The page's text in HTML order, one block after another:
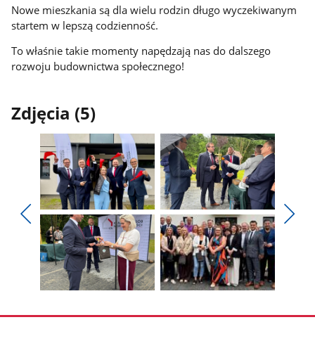
Nowe mieszkania są dla wielu rodzin długo wyczekiwanym
startem w lepszą codzienność.
To właśnie takie momenty napędzają nas do dalszego
rozwoju budownictwa społecznego!
Zdjęcia (5)
Pokaż
poprzednie
zdjęcia
Pokaż
zdjęcie
1
z
galerii.
Pokaż
zdjęcie
2
z
galerii.
zdjęcie
zdjęcie